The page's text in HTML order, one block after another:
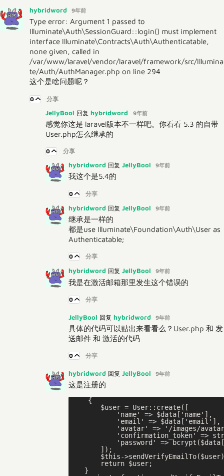
hybridword 9年前
Type error: Argument 1 passed to
Illuminate\Auth\SessionGuard::login() must implement
interface Illuminate\Contracts\Auth\Authenticatable,
none given, called in
/var/www/laravel/vendor/laravel/framework/src/Illumina
te/Auth/AuthManager.php on line 294
这个是啥问题呢？
0 分享
JellyBool 回复 hybridword 9年前
感觉你这是 laravel版本不一样吧。你看看 5.3 的自带
User.php怎么继承的
0 分享
hybridword 回复 JellyBool 9年前
我这个是5.4的
0 分享
hybridword 回复 JellyBool 9年前
继承是一样的
都是use Illuminate\Foundation\Auth\User as
Authenticatable;
0 分享
hybridword 回复 JellyBool 9年前
我是在激活邮箱那里发生这个错误的
0 分享
JellyBool 回复 hybridword 9年前
具体的代码可以贴出来看看么？User.php 和 发
送邮件 和 激活的代码
0 分享
hybridword 回复 JellyBool 9年前
这是注册的
    {
        $user = User::create([
            'name' => $data['name'],
            'email' => $data['email'],
'avatar' => '/images/
'confirmation_token' =>
'password' =>
        ]);
$this-
        return $user;
    }